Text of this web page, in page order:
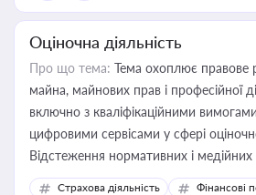
Оціночна діяльність
Про що тема: Тема охоплює правове
майна, майнових прав і професійної
включно з кваліфікаційними
цифровими сервісами у сфері
Відстеження нормативних і медійних
корисне для власника бізнесу,
Страхова діяльність
Фінансові